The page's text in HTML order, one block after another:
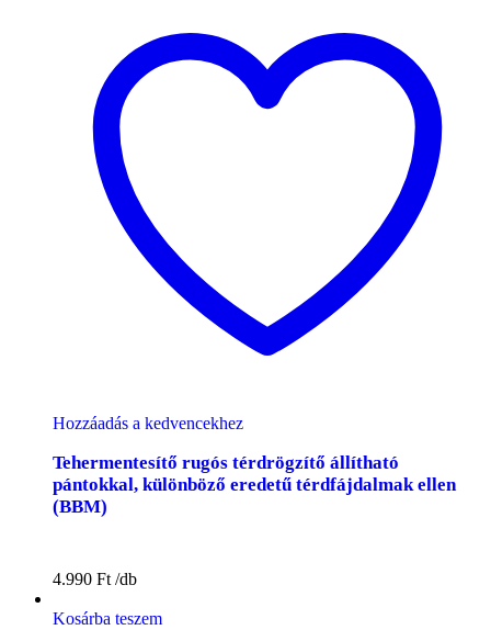
Hozzáadás a kedvencekhez
Tehermentesítő rugós térdrögzítő állítható
pántokkal, különböző eredetű térdfájdalmak ellen
(BBM)
4.990 Ft
Kosárba teszem